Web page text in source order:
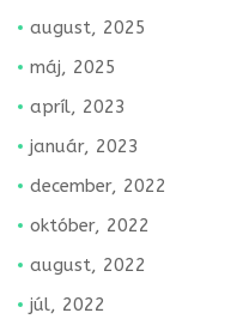
august, 2025
máj, 2025
apríl, 2023
január, 2023
december, 2022
október, 2022
august, 2022
júl, 2022